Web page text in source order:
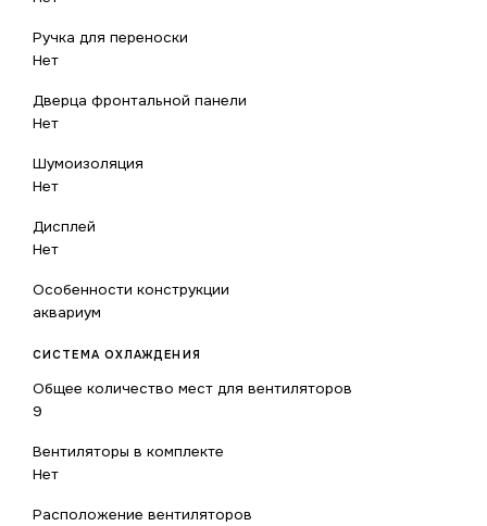
Ручка для переноски
Нет
Дверца фронтальной панели
Нет
Шумоизоляция
Нет
Дисплей
Нет
Особенности конструкции
аквариум
СИСТЕМА ОХЛАЖДЕНИЯ
Общее количество мест для вентиляторов
9
Вентиляторы в комплекте
Нет
Расположение вентиляторов